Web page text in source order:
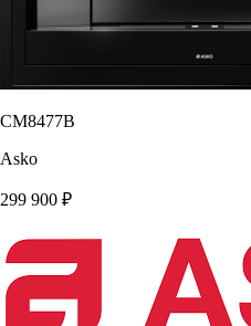
CM8477B
Asko
299 900 ₽